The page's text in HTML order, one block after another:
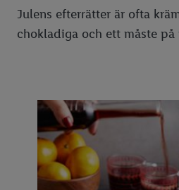
Julens efterrätter är ofta
chokladiga och ett måste